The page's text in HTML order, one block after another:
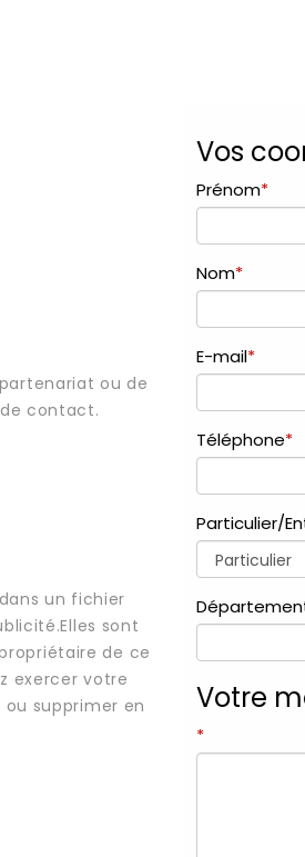
ou de
contact.
un fichier
sont
de ce
exercer votre
supprimer en